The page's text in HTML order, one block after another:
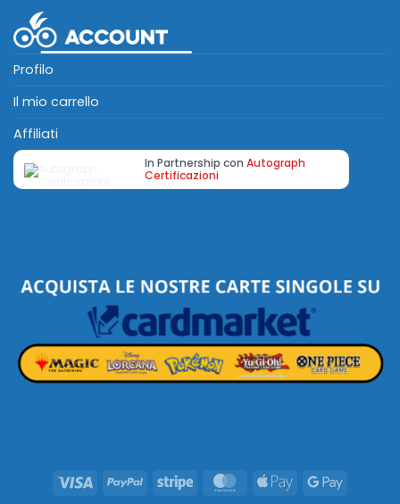
Profilo
Il mio carrello
Affiliati
In Partnership con Autograph
Certificazioni
Visa PayPal Stripe MasterCard
Apple
Google